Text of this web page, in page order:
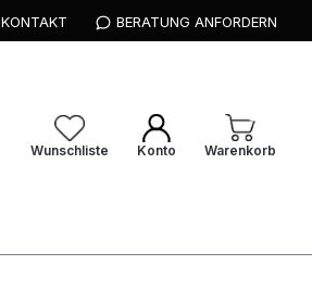
KONTAKT BERATUNG ANFORDERN
Wunschliste Konto Warenkorb